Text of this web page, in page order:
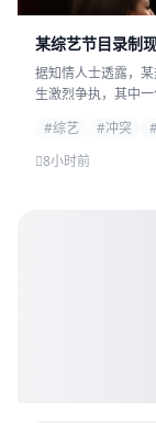
某综艺节目录制
据知情人士透露，
生激烈争执，其中
#综艺
#冲突
8小时前